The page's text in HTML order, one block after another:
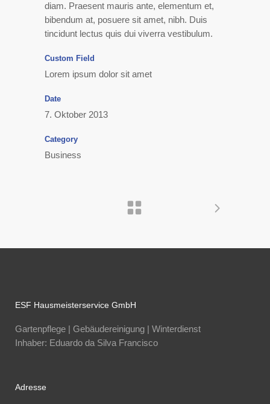
diam. Praesent mauris ante, elementum et,
bibendum at, posuere sit amet, nibh. Duis
tincidunt lectus quis dui viverra vestibulum.
Custom Field
Lorem ipsum dolor sit amet
Date
7. Oktober 2013
Category
Business
ESF Hausmeisterservice GmbH
Gartenpflege | Gebäudereinigung | Winterdienst
Inhaber: Eduardo da Silva Francisco
Adresse